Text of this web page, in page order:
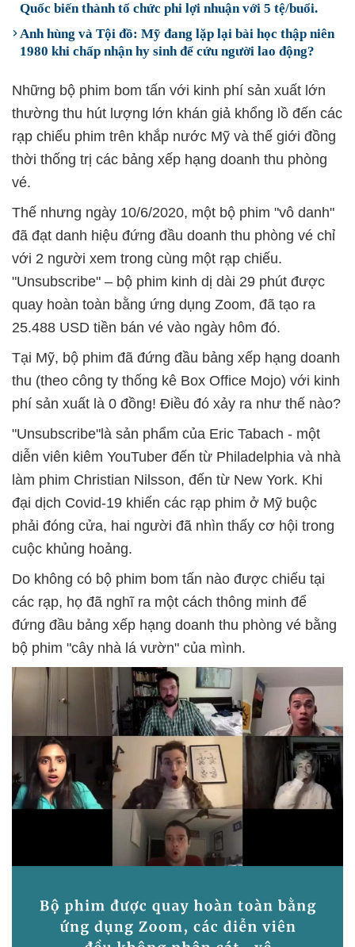
Quốc biến thành tổ chức phi lợi nhuận với 5 tệ/buổi.
Anh hùng và Tội đồ: Mỹ đang lặp lại bài học thập niên
1980 khi chấp nhận hy sinh để cứu người lao động?
Những bộ phim bom tấn với kinh phí sản xuất lớn
thường thu hút lượng lớn khán giả khổng lồ đến các
rạp chiếu phim trên khắp nước Mỹ và thế giới đồng
thời thống trị các bảng xếp hạng doanh thu phòng
vé.
Thế nhưng ngày 10/6/2020, một bộ phim "vô danh"
đã đạt danh hiệu đứng đầu doanh thu phòng vé chỉ
với 2 người xem trong cùng một rạp chiếu.
"Unsubscribe" – bộ phim kinh dị dài 29 phút được
quay hoàn toàn bằng ứng dụng Zoom, đã tạo ra
25.488 USD tiền bán vé vào ngày hôm đó.
Tại Mỹ, bộ phim đã đứng đầu bảng xếp hạng doanh
thu (theo công ty thống kê Box Office Mojo) với kinh
phí sản xuất là 0 đồng! Điều đó xảy ra như thế nào?
"Unsubscribe"là sản phẩm của Eric Tabach - một
diễn viên kiêm YouTuber đến từ Philadelphia và nhà
làm phim Christian Nilsson, đến từ New York. Khi
đại dịch Covid-19 khiến các rạp phim ở Mỹ buộc
phải đóng cửa, hai người đã nhìn thấy cơ hội trong
cuộc khủng hoảng.
Do không có bộ phim bom tấn nào được chiếu tại
các rạp, họ đã nghĩ ra một cách thông minh để
đứng đầu bảng xếp hạng doanh thu phòng vé bằng
bộ phim "cây nhà lá vườn" của mình.